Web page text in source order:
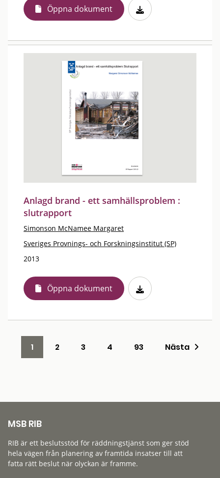
Öppna dokument
Anlagd brand - ett samhällsproblem :
slutrapport
Simonson McNamee Margaret
Sveriges Provnings- och Forskningsinstitut (SP)
2013
Öppna dokument
1 2 3 4 93 Nästa
MSB RIB
RIB är ett beslutsstöd för räddningstjänst som ger stöd
hela vägen från planering av framtida insatser till att
fatta rätt beslut när olyckan är framme.